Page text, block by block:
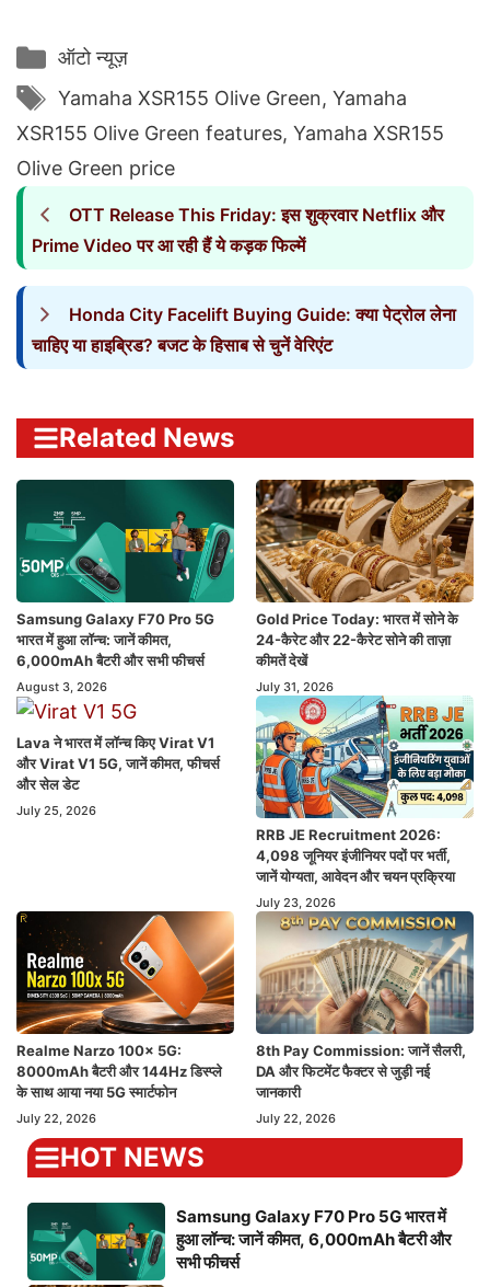
Categories
ऑटो न्यूज़
Tags
Yamaha XSR155 Olive Green, Yamaha
XSR155 Olive Green features, Yamaha XSR155
Olive Green price
OTT Release This Friday: इस शुक्रवार Netflix और
Prime Video पर आ रही हैं ये कड़क फिल्में
Honda City Facelift Buying Guide: क्या पेट्रोल लेना
चाहिए या हाइब्रिड? बजट के हिसाब से चुनें वेरिएंट
Related News
Samsung Galaxy F70 Pro 5G
भारत में हुआ लॉन्च: जानें कीमत,
6,000mAh बैटरी और सभी फीचर्स
August 3, 2026
Gold Price Today: भारत में सोने के
24-कैरेट और 22-कैरेट सोने की ताज़ा
कीमतें देखें
July 31, 2026
Lava ने भारत में लॉन्च किए Virat V1
और Virat V1 5G, जानें कीमत, फीचर्स
और सेल डेट
July 25, 2026
RRB JE Recruitment 2026:
4,098 जूनियर इंजीनियर पदों पर भर्ती,
जानें योग्यता, आवेदन और चयन प्रक्रिया
July 23, 2026
Realme Narzo 100x 5G:
8000mAh बैटरी और 144Hz डिस्प्ले
के साथ आया नया 5G स्मार्टफोन
July 22, 2026
8th Pay Commission: जानें सैलरी,
DA और फिटमेंट फैक्टर से जुड़ी नई
जानकारी
July 22, 2026
HOT NEWS
Samsung Galaxy F70 Pro 5G भारत में
हुआ लॉन्च: जानें कीमत, 6,000mAh बैटरी और
सभी फीचर्स